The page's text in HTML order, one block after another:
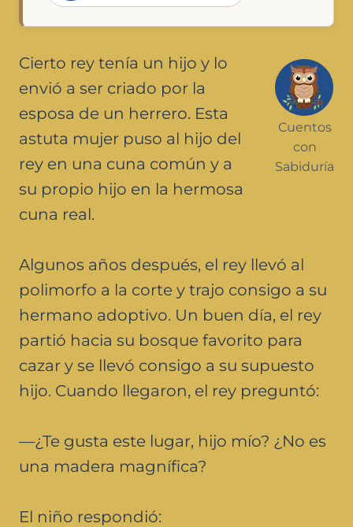
Cuentos
con
Sabiduría
Cierto rey tenía un hijo y lo
envió a ser criado por la
esposa de un herrero. Esta
astuta mujer puso al hijo del
rey en una cuna común y a
su propio hijo en la hermosa
cuna real.
Algunos años después, el rey llevó al
polimorfo a la corte y trajo consigo a su
hermano adoptivo. Un buen día, el rey
partió hacia su bosque favorito para
cazar y se llevó consigo a su supuesto
hijo. Cuando llegaron, el rey preguntó:
—¿Te gusta este lugar, hijo mío? ¿No es
una madera magnífica?
El niño respondió: